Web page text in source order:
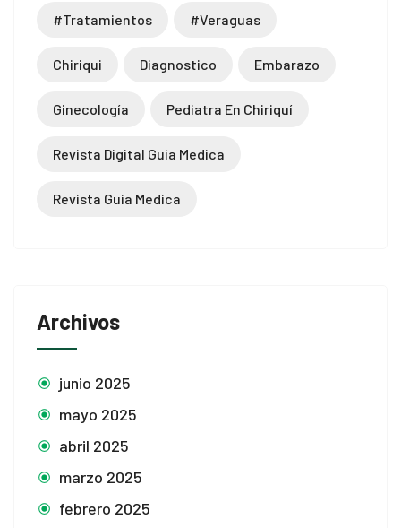
#tratamientos #veraguas
Chiriqui Diagnostico Embarazo
Ginecología Pediatra En Chiriquí
Revista Digital Guia Medica
Revista Guia Medica
Archivos
junio 2025
mayo 2025
abril 2025
marzo 2025
febrero 2025